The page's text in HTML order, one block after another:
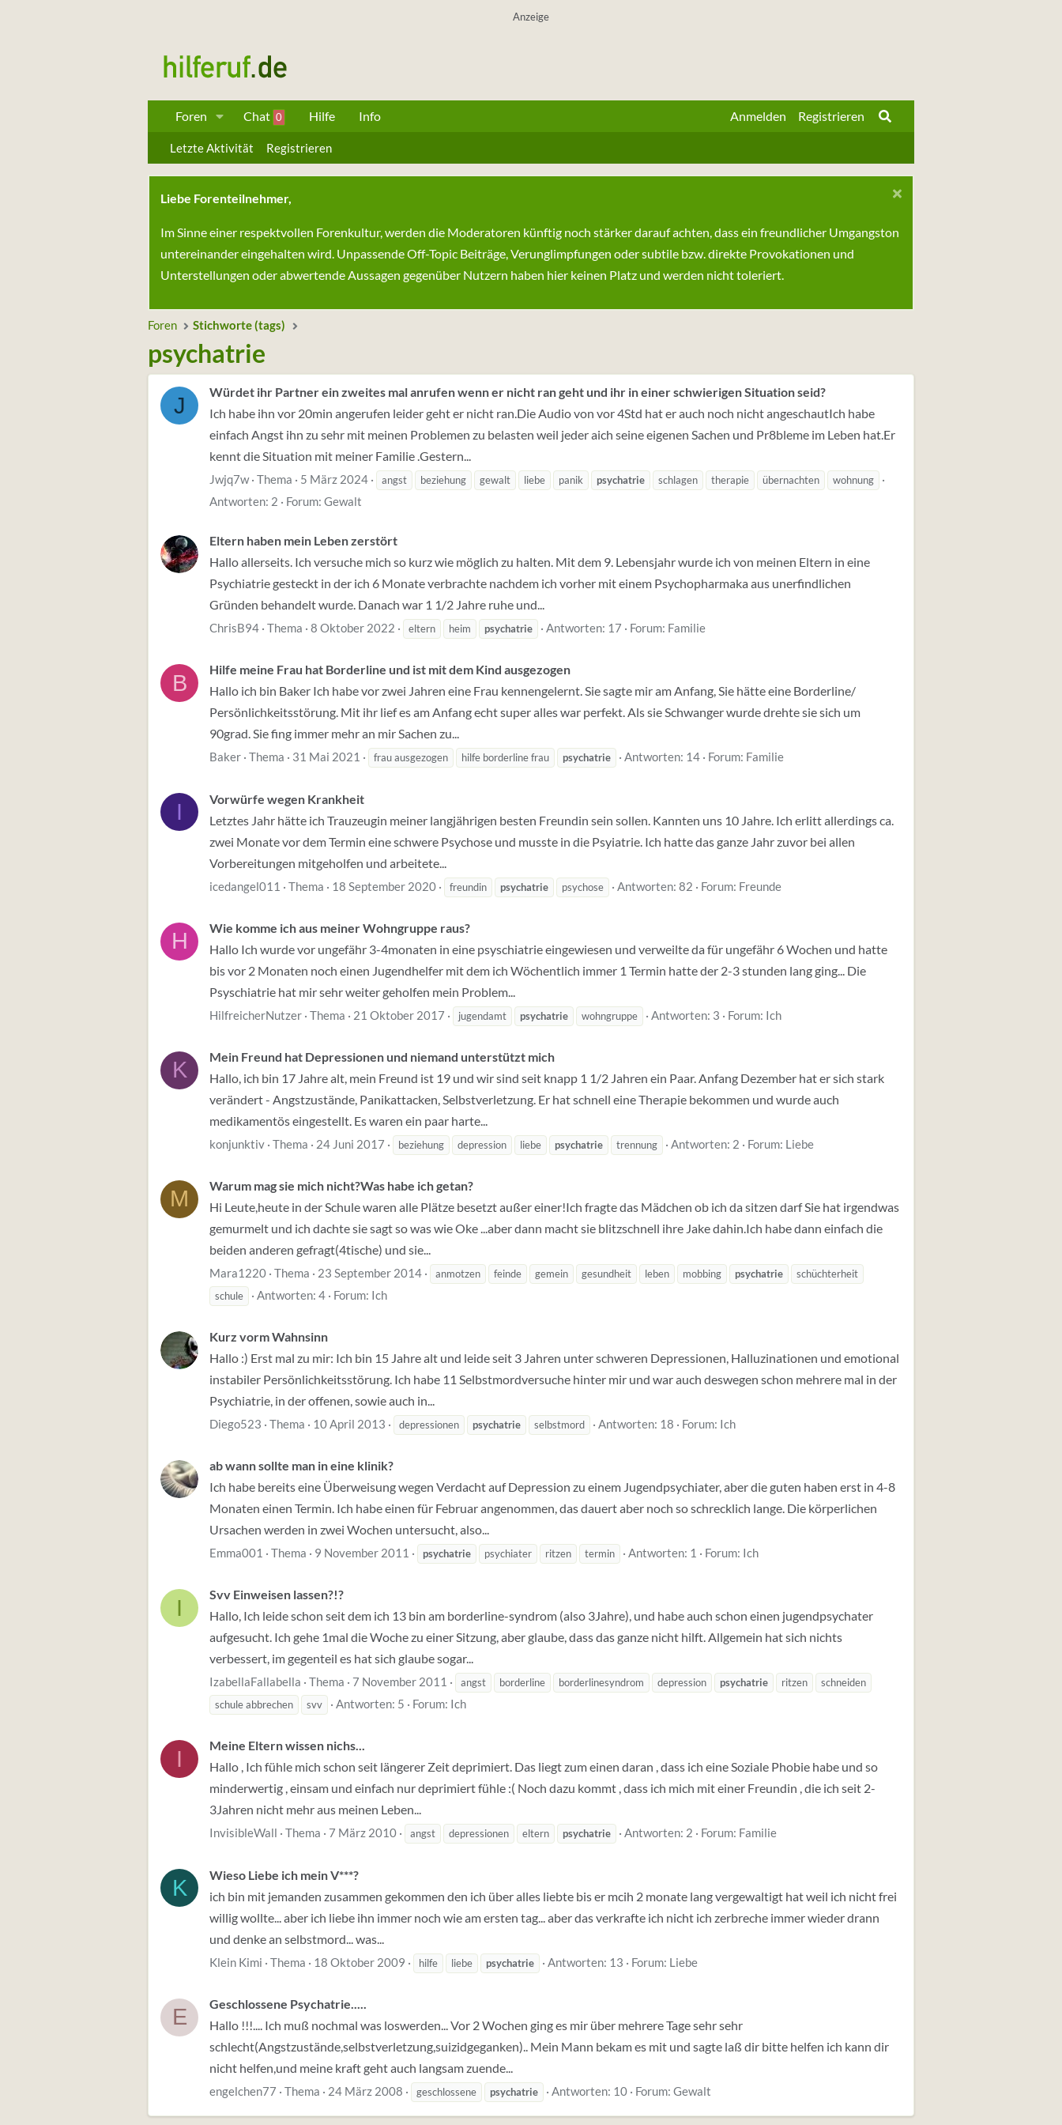
Anzeige
Foren Chat 0 Hilfe Info Anmelden Registrieren
Letzte Aktivität Registrieren
Liebe Forenteilnehmer,
Im Sinne einer respektvollen Forenkultur, werden die Moderatoren künftig noch stärker darauf achten, dass ein freundlicher Umgangston
untereinander eingehalten wird. Unpassende Off-Topic Beiträge, Verunglimpfungen oder subtile bzw. direkte Provokationen und
Unterstellungen oder abwertende Aussagen gegenüber Nutzern haben hier keinen Platz und werden nicht toleriert.
Foren Stichworte (tags)
psychatrie
J
Würdet ihr Partner ein zweites mal anrufen wenn er nicht ran geht und ihr in einer schwierigen Situation seid?
Ich habe ihn vor 20min angerufen leider geht er nicht ran.Die Audio von vor 4Std hat er auch noch nicht angeschautIch habe
einfach Angst ihn zu sehr mit meinen Problemen zu belasten weil jeder aich seine eigenen Sachen und Pr8bleme im Leben hat.Er
kennt die Situation mit meiner Familie .Gestern...
Jwjq7w Thema 5 März 2024 angst beziehung gewalt liebe panik psychatrie schlagen therapie übernachten wohnung
Antworten: 2 Forum: Gewalt
Eltern haben mein Leben zerstört
Hallo allerseits. Ich versuche mich so kurz wie möglich zu halten. Mit dem 9. Lebensjahr wurde ich von meinen Eltern in eine
Psychiatrie gesteckt in der ich 6 Monate verbrachte nachdem ich vorher mit einem Psychopharmaka aus unerfindlichen
Gründen behandelt wurde. Danach war 1 1/2 Jahre ruhe und...
ChrisB94 Thema 8 Oktober 2022 eltern heim psychatrie Antworten: 17 Forum: Familie
B
Hilfe meine Frau hat Borderline und ist mit dem Kind ausgezogen
Hallo ich bin Baker Ich habe vor zwei Jahren eine Frau kennengelernt. Sie sagte mir am Anfang, Sie hätte eine Borderline/
Persönlichkeitsstörung. Mit ihr lief es am Anfang echt super alles war perfekt. Als sie Schwanger wurde drehte sie sich um
90grad. Sie fing immer mehr an mir Sachen zu...
Baker Thema 31 Mai 2021 frau ausgezogen hilfe borderline frau psychatrie Antworten: 14 Forum: Familie
I
Vorwürfe wegen Krankheit
Letztes Jahr hätte ich Trauzeugin meiner langjährigen besten Freundin sein sollen. Kannten uns 10 Jahre. Ich erlitt allerdings ca.
zwei Monate vor dem Termin eine schwere Psychose und musste in die Psyiatrie. Ich hatte das ganze Jahr zuvor bei allen
Vorbereitungen mitgeholfen und arbeitete...
icedangel011 Thema 18 September 2020 freundin psychatrie psychose Antworten: 82 Forum: Freunde
H
Wie komme ich aus meiner Wohngruppe raus?
Hallo Ich wurde vor ungefähr 3-4monaten in eine psyschiatrie eingewiesen und verweilte da für ungefähr 6 Wochen und hatte
bis vor 2 Monaten noch einen Jugendhelfer mit dem ich Wöchentlich immer 1 Termin hatte der 2-3 stunden lang ging... Die
Psyschiatrie hat mir sehr weiter geholfen mein Problem...
HilfreicherNutzer Thema 21 Oktober 2017 jugendamt psychatrie wohngruppe Antworten: 3 Forum: Ich
K
Mein Freund hat Depressionen und niemand unterstützt mich
Hallo, ich bin 17 Jahre alt, mein Freund ist 19 und wir sind seit knapp 1 1/2 Jahren ein Paar. Anfang Dezember hat er sich stark
verändert - Angstzustände, Panikattacken, Selbstverletzung. Er hat schnell eine Therapie bekommen und wurde auch
medikamentös eingestellt. Es waren ein paar harte...
konjunktiv Thema 24 Juni 2017 beziehung depression liebe psychatrie trennung Antworten: 2 Forum: Liebe
M
Warum mag sie mich nicht?Was habe ich getan?
Hi Leute,heute in der Schule waren alle Plätze besetzt außer einer!Ich fragte das Mädchen ob ich da sitzen darf Sie hat irgendwas
gemurmelt und ich dachte sie sagt so was wie Oke ...aber dann macht sie blitzschnell ihre Jake dahin.Ich habe dann einfach die
beiden anderen gefragt(4tische) und sie...
Mara1220 Thema 23 September 2014 anmotzen feinde gemein gesundheit leben mobbing psychatrie
schüchterheit
schule
Antworten: 4 Forum: Ich
Kurz vorm Wahnsinn
Hallo :) Erst mal zu mir: Ich bin 15 Jahre alt und leide seit 3 Jahren unter schweren Depressionen, Halluzinationen und emotional
instabiler Persönlichkeitsstörung. Ich habe 11 Selbstmordversuche hinter mir und war auch deswegen schon mehrere mal in der
Psychiatrie, in der offenen, sowie auch in...
Diego523 Thema 10 April 2013 depressionen psychatrie selbstmord Antworten: 18 Forum: Ich
ab wann sollte man in eine klinik?
Ich habe bereits eine Überweisung wegen Verdacht auf Depression zu einem Jugendpsychiater, aber die guten haben erst in 4-8
Monaten einen Termin. Ich habe einen für Februar angenommen, das dauert aber noch so schrecklich lange. Die körperlichen
Ursachen werden in zwei Wochen untersucht, also...
Emma001 Thema 9 November 2011 psychatrie psychiater ritzen termin Antworten: 1 Forum: Ich
I
Svv Einweisen lassen?!?
Hallo, Ich leide schon seit dem ich 13 bin am borderline-syndrom (also 3Jahre), und habe auch schon einen jugendpsychater
aufgesucht. Ich gehe 1mal die Woche zu einer Sitzung, aber glaube, dass das ganze nicht hilft. Allgemein hat sich nichts
verbessert, im gegenteil es hat sich glaube sogar...
IzabellaFallabella Thema 7 November 2011 angst borderline borderlinesyndrom depression psychatrie ritzen
schneiden
schule abbrechen
svv Antworten: 5 Forum: Ich
I
Meine Eltern wissen nichs...
Hallo , Ich fühle mich schon seit längerer Zeit deprimiert. Das liegt zum einen daran , dass ich eine Soziale Phobie habe und so
minderwertig , einsam und einfach nur deprimiert fühle :( Noch dazu kommt , dass ich mich mit einer Freundin , die ich seit 2-
3Jahren nicht mehr aus meinen Leben...
InvisibleWall Thema 7 März 2010 angst depressionen eltern psychatrie Antworten: 2 Forum: Familie
K
Wieso Liebe ich mein V***?
ich bin mit jemanden zusammen gekommen den ich über alles liebte bis er mcih 2 monate lang vergewaltigt hat weil ich nicht frei
willig wollte... aber ich liebe ihn immer noch wie am ersten tag... aber das verkrafte ich nicht ich zerbreche immer wieder drann
und denke an selbstmord... was...
Klein Kimi Thema 18 Oktober 2009 hilfe liebe psychatrie Antworten: 13 Forum: Liebe
E
Geschlossene Psychatrie.....
Hallo !!!.... Ich muß nochmal was loswerden... Vor 2 Wochen ging es mir über mehrere Tage sehr sehr
schlecht(Angstzustände,selbstverletzung,suizidgeganken).. Mein Mann bekam es mit und sagte laß dir bitte helfen ich kann dir
nicht helfen,und meine kraft geht auch langsam zuende...
engelchen77 Thema 24 März 2008 geschlossene psychatrie Antworten: 10 Forum: Gewalt